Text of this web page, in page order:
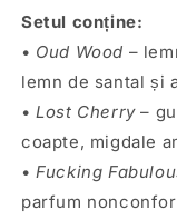
Setul conține:
• Oud Wood –
lemn de santal și
•Lost Cherry–
coapte, migdale
•Fucking
parfum